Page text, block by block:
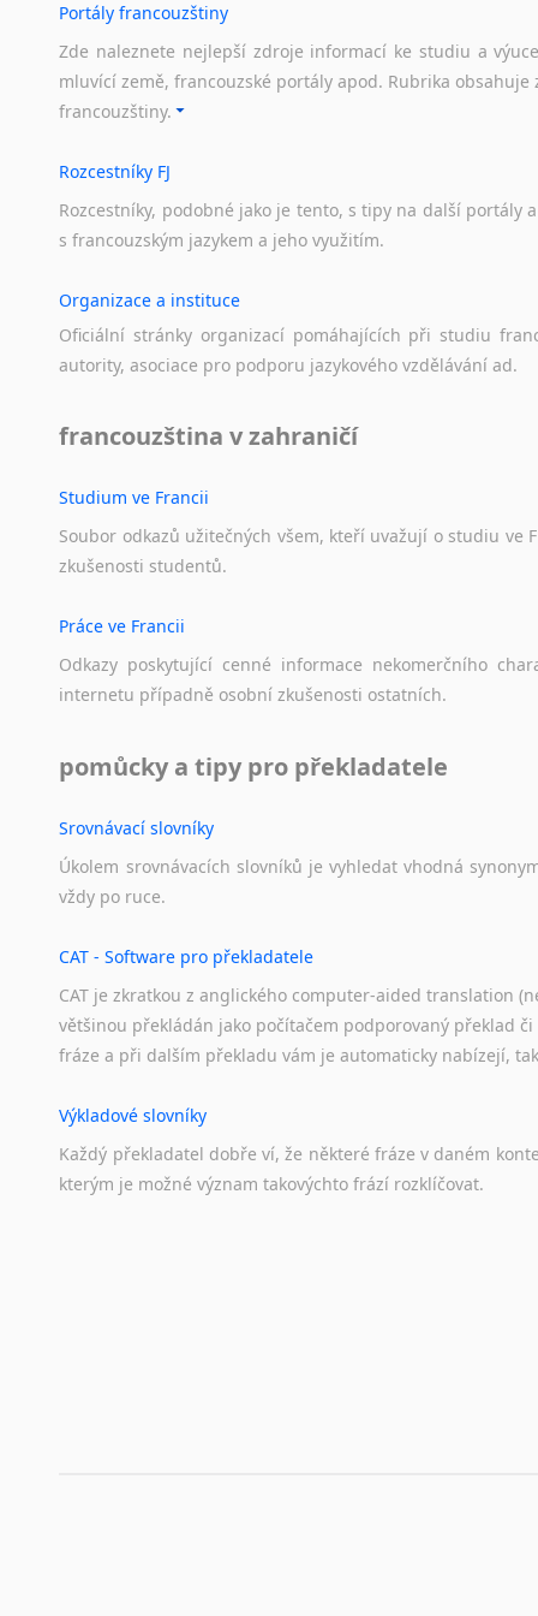
Portály francouzštiny
Zde naleznete nejlepší zdroje informací ke studiu a
mluvící země, francouzské portály apod. Rubrika
francouzštiny.
Rozcestníky FJ
Rozcestníky, podobné jako je tento, s tipy na další portály a
s francouzským jazykem a jeho využitím.
Organizace a instituce
Oficiální stránky organizací pomáhajících při studiu
autority, asociace pro podporu jazykového vzdělávání ad.
francouzština v zahraničí
Studium ve Francii
Soubor odkazů užitečných všem, kteří uvažují o studiu ve
zkušenosti studentů.
Práce ve Francii
Odkazy poskytující cenné informace nekomerčního
internetu případně osobní zkušenosti ostatních.
pomůcky a tipy pro překladatele
Srovnávací slovníky
Úkolem srovnávacích slovníků je vyhledat vhodná
vždy po ruce.
CAT - Software pro překladatele
CAT je zkratkou z anglického computer-aided translation
většinou překládán jako počítačem podporovaný překlad
fráze a při dalším překladu vám je automaticky nabízejí,
Výkladové slovníky
Každý překladatel dobře ví, že některé fráze v daném
kterým je možné význam takovýchto frází rozklíčovat.